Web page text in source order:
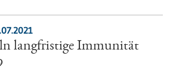
langfristige Immunität